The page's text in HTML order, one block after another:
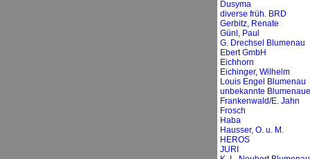
Dusyma
diverse früh. BRD
Gerbitz, Renate
Günl, Paul
G. Drechsel Blumenau
Ebert GmbH
Eichhorn
Eichinger, Wilhelm
Louis Engel Blumenau
unbekannte
Frankenwald/E. Jahn
Frosch
Haba
Hausser, O. u. M.
HEROS
JURI